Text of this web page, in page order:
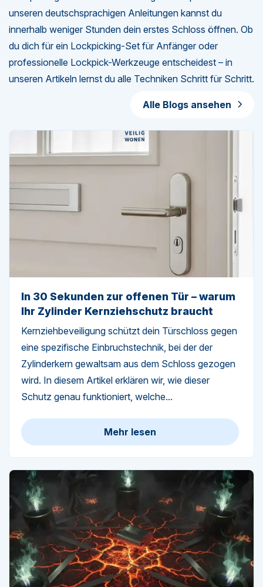
unseren deutschsprachigen Anleitungen kannst du
innerhalb weniger Stunden dein erstes Schloss öffnen. Ob
du dich für ein Lockpicking-Set für Anfänger oder
professionelle Lockpick-Werkzeuge entscheidest – in
unseren Artikeln lernst du alle Techniken Schritt für Schritt.
Alle Blogs ansehen
In 30 Sekunden zur offenen Tür – warum
Ihr Zylinder Kernziehschutz braucht
Kernziehbeveiligung schützt dein Türschloss gegen
eine spezifische Einbruchstechnik, bei der der
Zylinderkern gewaltsam aus dem Schloss gezogen
wird. In diesem Artikel erklären wir, wie dieser
Schutz genau funktioniert, welche...
Mehr lesen